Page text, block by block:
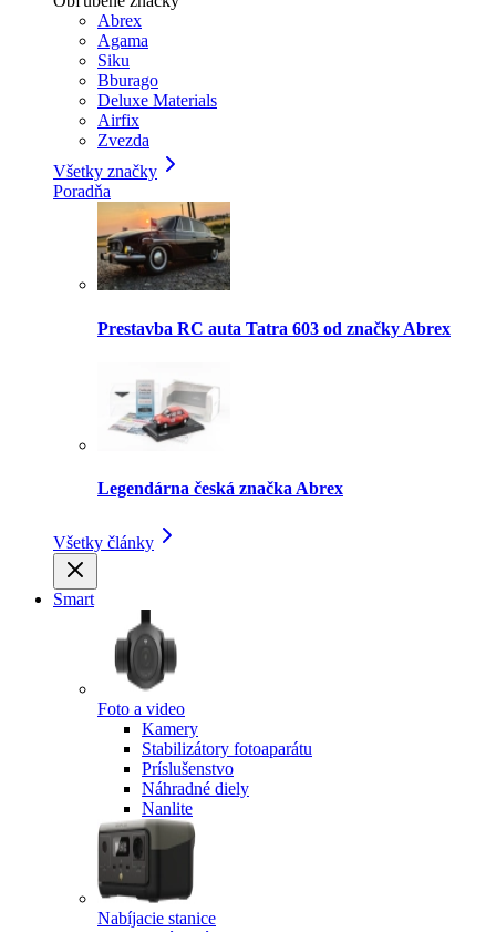
Abrex
Agama
Siku
Bburago
Deluxe Materials
Airfix
Zvezda
Všetky značky
Poradňa
Prestavba RC auta Tatra 603 od značky Abrex
Legendárna česká značka Abrex
Všetky články
Smart
Foto a video
Kamery
Stabilizátory fotoaparátu
Príslušenstvo
Náhradné diely
Nanlite
Nabíjacie stanice